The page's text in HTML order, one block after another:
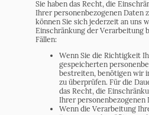
Sie haben das Recht, die
Ihrer personenbezogenen Daten
können Sie sich jederzeit an uns
Einschränkung der Verarbeitung
Fällen:
Wenn Sie die Richtigkeit
gespeicherten
bestreiten, benötigen wir
zu überprüfen. Für die
das Recht, die
Ihrer personenbezogenen
Wenn die Verarbeitung